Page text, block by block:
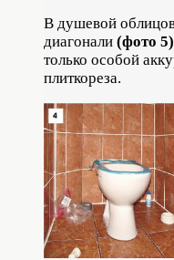
В душевой
диагонали (фото
только особой
плиткореза.